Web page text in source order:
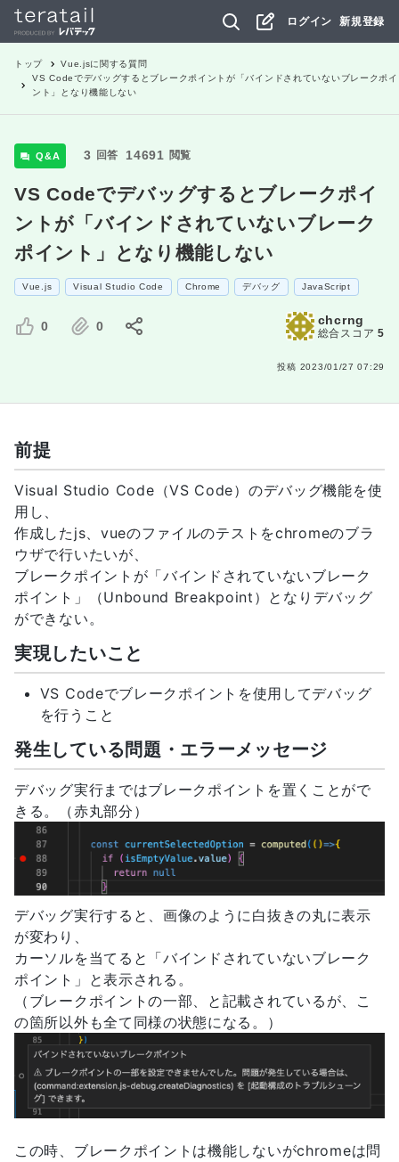
ログイン 新規登録
トップ Vue.jsに関する質問
VS Codeでデバッグするとブレークポイントが「バインドされていないブレークポイ
ント」となり機能しない
Q&A 3 回答 14691 閲覧
VS Codeでデバッグするとブレークポイ
ントが「バインドされていないブレーク
ポイント」となり機能しない
Vue.js Visual Studio Code Chrome デバッグ JavaScript
0 0 chcrng
総合スコア 5
投稿 2023/01/27 07:29
前提
Visual Studio Code（VS Code）のデバッグ機能を使
用し、
作成したjs、vueのファイルのテストをchromeのブラ
ウザで行いたいが、
ブレークポイントが「バインドされていないブレーク
ポイント」（Unbound Breakpoint）となりデバッグ
ができない。
実現したいこと
VS Codeでブレークポイントを使用してデバッグ
を行うこと
発生している問題・エラーメッセージ
デバッグ実行まではブレークポイントを置くことがで
きる。（赤丸部分）
デバッグ実行すると、画像のように白抜きの丸に表示
が変わり、
カーソルを当てると「バインドされていないブレーク
ポイント」と表示される。
（ブレークポイントの一部、と記載されているが、こ
の箇所以外も全て同様の状態になる。）
この時、ブレークポイントは機能しないがchromeは問